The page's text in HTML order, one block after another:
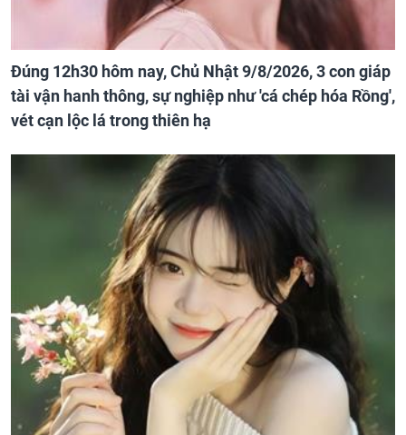
Đúng 12h30 hôm nay, Chủ Nhật 9/8/2026, 3 con giáp
tài vận hanh thông, sự nghiệp như 'cá chép hóa Rồng',
vét cạn lộc lá trong thiên hạ